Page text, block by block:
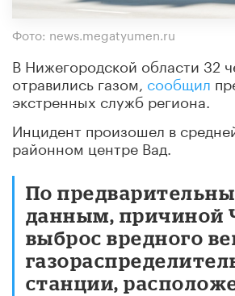
Фото: news.megatyumen.ru
В Нижегородской области 32
отравились газом, сообщил
экстренных служб региона.
Инцидент произошел в
районном центре Вад.
По
данным, причиной
выброс вредного
станции,